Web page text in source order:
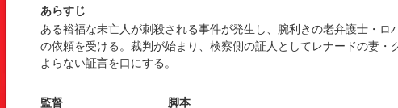
あらすじ
ある裕福な未亡人が刺殺される事件が発生し、腕利きの老弁護士・
の依頼を受ける。裁判が始まり、検察側の証人としてレナードの妻・
よらない証言を口にする。
監督 脚本